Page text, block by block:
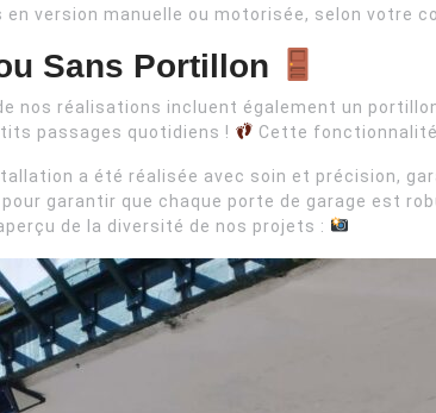
en version manuelle ou motorisée, selon votre
Sans Portillon
nos réalisations incluent également un
passages quotidiens !
Cette
a été réalisée avec soin et précision,
garantir que chaque porte de garage est
de la diversité de nos projets :